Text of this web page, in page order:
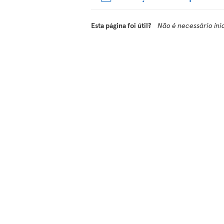
Esta página foi útil? Não é necessário